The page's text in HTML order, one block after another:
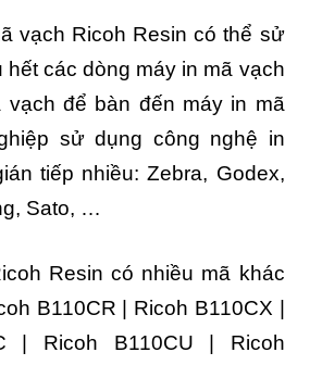
Ricoh Resin có thể sử
hết các dòng máy in mã vạch
vạch để bàn đến máy in mã
sử dụng công nghệ in
tiếp nhiều: Zebra, Godex,
Sato, …
Resin có nhiều mã khác
B110CR | Ricoh B110CX |
| Ricoh B110CU | Ricoh